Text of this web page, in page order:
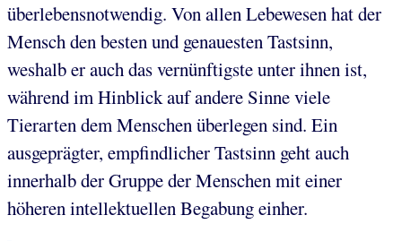
überlebensnotwendig. Von allen Lebewesen hat der
Mensch den besten und genauesten Tastsinn,
weshalb er auch das vernünftigste unter ihnen ist,
während im Hinblick auf andere Sinne viele
Tierarten dem Menschen überlegen sind. Ein
ausgeprägter, empfindlicher Tastsinn geht auch
innerhalb der Gruppe der Menschen mit einer
höheren intellektuellen Begabung einher.